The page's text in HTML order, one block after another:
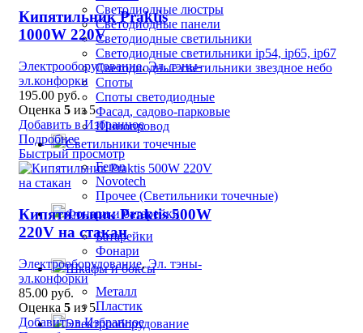
Светодиодные люстры
Светодиодные панели
Светодиодные светильники
Светодиодные светильники ip54, ip65, ip67
Светодиодные светильники звездное небо
Споты
Споты светодиодные
Фасад, садово-парковые
Шинопровод
Светильники точечные
Feron
Novotech
Прочее (Светильники точечные)
Фонари и батарейки
Батарейки
Фонари
Шкафы и боксы
Металл
Пластик
Электрооборудование
Кипятильник Praktis
1000W 220V
Электрооборудование,Эл. тэны-
эл.конфорки
195.00 руб.
Оценка 5 из 5
Добавить в Избранное
Подробнее
Быстрый просмотр
Кипятильник Praktis 500W
220V на стакан
Электрооборудование,Эл. тэны-
эл.конфорки
85.00 руб.
Оценка 5 из 5
Добавить в Избранное